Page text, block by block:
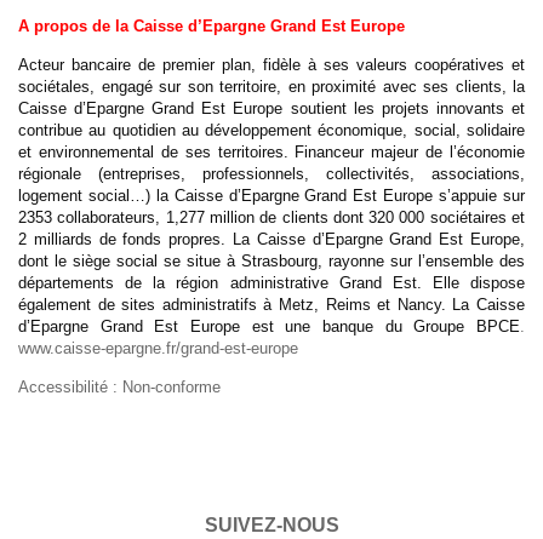
A propos de la Caisse d’Epargne Grand Est Europe
Acteur bancaire de premier plan, fidèle à ses valeurs coopératives et
sociétales, engagé sur son territoire, en proximité avec ses clients, la
Caisse d’Epargne Grand Est Europe soutient les projets innovants et
contribue au quotidien au développement économique, social, solidaire
et environnemental de ses territoires. Financeur majeur de l’économie
régionale (entreprises, professionnels, collectivités, associations,
logement social…) la Caisse d’Epargne Grand Est Europe s’appuie sur
2353 collaborateurs, 1,277 million de clients dont 320 000 sociétaires et
2 milliards de fonds propres. La Caisse d’Epargne Grand Est Europe,
dont le siège social se situe à Strasbourg, rayonne sur l’ensemble des
départements de la région administrative Grand Est. Elle dispose
également de sites administratifs à Metz, Reims et Nancy. La Caisse
d’Epargne Grand Est Europe est une banque du Groupe BPCE
www.caisse-epargne.fr/grand-est-europe
Accessibilité : Non-conforme
SUIVEZ-NOUS